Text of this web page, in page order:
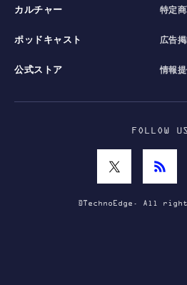
カルチャー
ポッドキャスト
公式ストア
特定
広告
情報
FOLLOW
©TechnoEdge. All